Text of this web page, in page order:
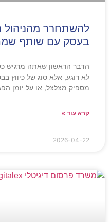
להשתחרר מהניהול
בעסק עם שותף
הדבר הראשון שאתה מרגיש
לא רוגע, אלא סוג של כיווץ
מספיק מצלצל, או על יומן
קרא עוד »
2026-04-22